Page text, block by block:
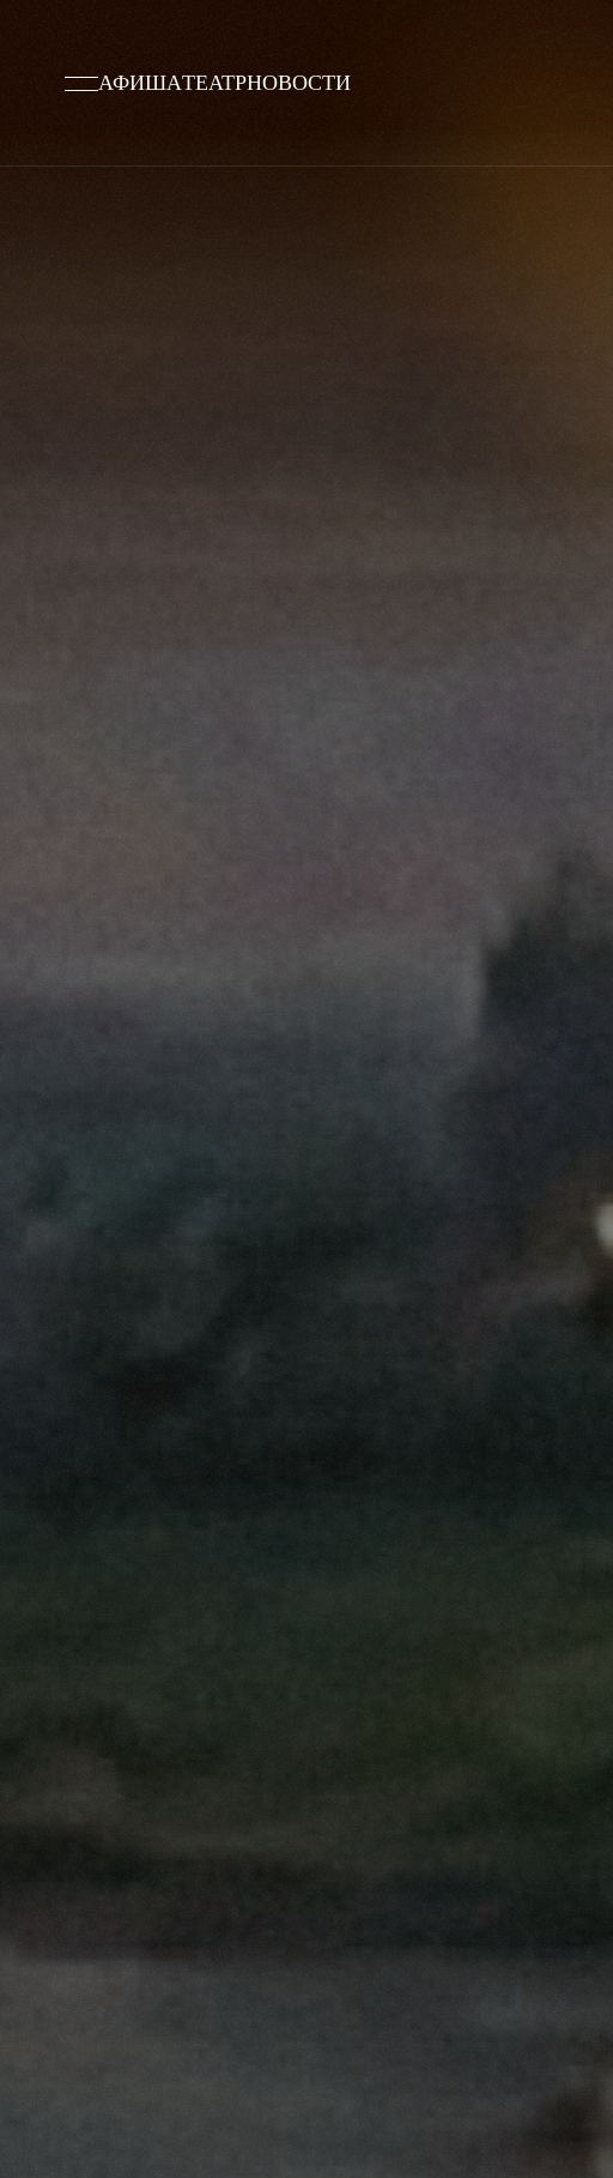
АФИШАТЕАТРНОВОСТИ